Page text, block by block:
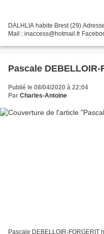
DALHLIA habite Brest (29)
Mail : inaccess@hotmail.fr
Pascale DEBELLOIR-
Publié le 08/04/2020 à 22:04
Par Charles-Antoine
Pascale DEBELLOIR-FORGERIT